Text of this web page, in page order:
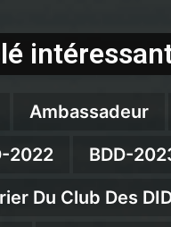
Ambassadeur
2022 BDD-
Du Club Des